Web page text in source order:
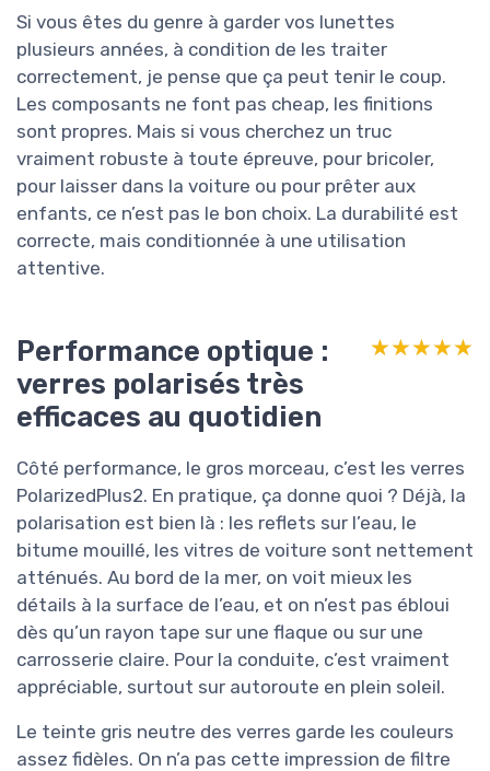
Si vous êtes du genre à garder vos lunettes
plusieurs années, à condition de les traiter
correctement, je pense que ça peut tenir le coup.
Les composants ne font pas cheap, les finitions
sont propres. Mais si vous cherchez un truc
vraiment robuste à toute épreuve, pour bricoler,
pour laisser dans la voiture ou pour prêter aux
enfants, ce n’est pas le bon choix. La durabilité est
correcte, mais conditionnée à une utilisation
attentive.
Performance optique :
verres polarisés très
efficaces au quotidien
★★★★★
★★★★★
Côté performance, le gros morceau, c’est les verres
PolarizedPlus2. En pratique, ça donne quoi ? Déjà, la
polarisation est bien là : les reflets sur l’eau, le
bitume mouillé, les vitres de voiture sont nettement
atténués. Au bord de la mer, on voit mieux les
détails à la surface de l’eau, et on n’est pas ébloui
dès qu’un rayon tape sur une flaque ou sur une
carrosserie claire. Pour la conduite, c’est vraiment
appréciable, surtout sur autoroute en plein soleil.
Le teinte gris neutre des verres garde les couleurs
assez fidèles. On n’a pas cette impression de filtre